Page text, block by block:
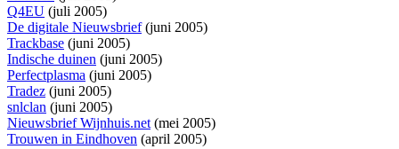
Q4EU (juli 2005)
De digitale Nieuwsbrief(juni 2005)
Trackbase (juni 2005)
Indische duinen (juni 2005)
Perfectplasma (juni 2005)
Tradez (juni 2005)
snlclan (juni 2005)
Nieuwsbrief Wijnhuis.net(mei 2005)
Trouwen in Eindhoven (april 2005)